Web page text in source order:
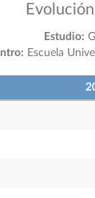
Estudio:
Escuela